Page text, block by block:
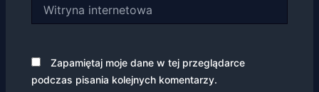
internetowa
Zapamiętaj moje dane w tej przeglądarce
podczas pisania kolejnych komentarzy.